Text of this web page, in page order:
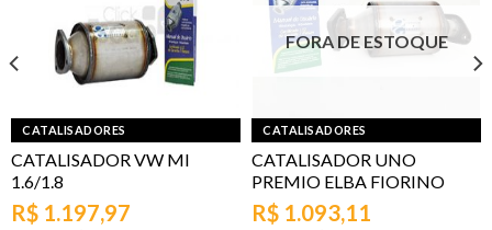
CATALISADORES
CATALISADOR VW MI
1.6/1.8
R$ 1.197,97
FORA DE ESTOQUE
CATALISADORES
CATALISADOR UNO
PREMIO ELBA FIORINO
R$ 1.093,11